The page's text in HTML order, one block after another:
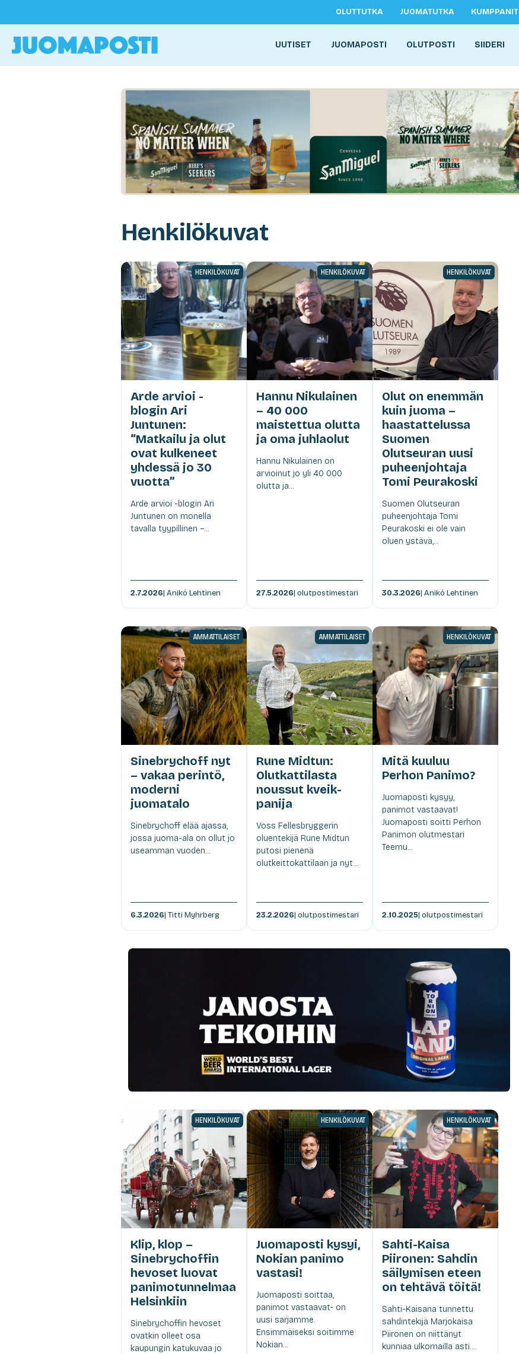
OLUTTUTKA JUOMATUTKA KUMPPANIT
UUTISET JUOMAPOSTI OLUTPOSTI SIIDERI
Henkilökuvat
HENKILÖKUVAT
Arde arvioi -
blogin Ari
Juntunen:
“Matkailu ja olut
ovat kulkeneet
yhdessä jo 30
vuotta”
Arde arvioi -blogin Ari
Juntunen on monella
tavalla tyypillinen –...
2.7.2026| Anikó Lehtinen
HENKILÖKUVAT
Hannu Nikulainen
– 40 000
maistettua olutta
ja oma juhlaolut
Hannu Nikulainen on
arvioinut jo yli 40 000
olutta ja...
27.5.2026| olutpostimestari
HENKILÖKUVAT
Olut on enemmän
kuin juoma –
haastattelussa
Suomen
Olutseuran uusi
puheenjohtaja
Tomi Peurakoski
Suomen Olutseuran
puheenjohtaja Tomi
Peurakoski ei ole vain
oluen ystävä,...
30.3.2026| Anikó Lehtinen
AMMATTILAISET
Sinebrychoff nyt
– vakaa perintö,
moderni
juomatalo
Sinebrychoff elää ajassa,
jossa juoma-ala on ollut jo
useamman vuoden...
6.3.2026| Titti Myhrberg
AMMATTILAISET
Rune Midtun:
Olutkattilasta
noussut kveik-
panija
Voss Fellesbryggerin
oluentekijä Rune Midtun
putosi pienenä
olutkeittokattilaan ja nyt...
23.2.2026| olutpostimestari
HENKILÖKUVAT
Mitä kuuluu
Perhon Panimo?
Juomaposti kysyy,
panimot vastaavat!
Juomaposti soitti Perhon
Panimon olutmestari
Teemu...
2.10.2025| olutpostimestari
HENKILÖKUVAT
Klip, klop –
Sinebrychoffin
hevoset luovat
panimotunnelmaa
Helsinkiin
Sinebrychoffin hevoset
ovatkin olleet osa
kaupungin katukuvaa jo
HENKILÖKUVAT
Juomaposti kysyi,
Nokian panimo
vastasi!
Juomaposti soittaa,
panimot vastaavat- on
uusi sarjamme.
Ensimmäiseksi soitimme
Nokian...
HENKILÖKUVAT
Sahti-Kaisa
Piironen: Sahdin
säilymisen eteen
on tehtävä töitä!
Sahti-Kaisana tunnettu
sahdintekijä Marjokaisa
Piironen on niittänyt
kunniaa ulkomailla asti....